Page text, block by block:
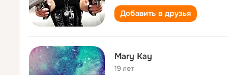
Добавить в друзья
Mary Kay
19 лет